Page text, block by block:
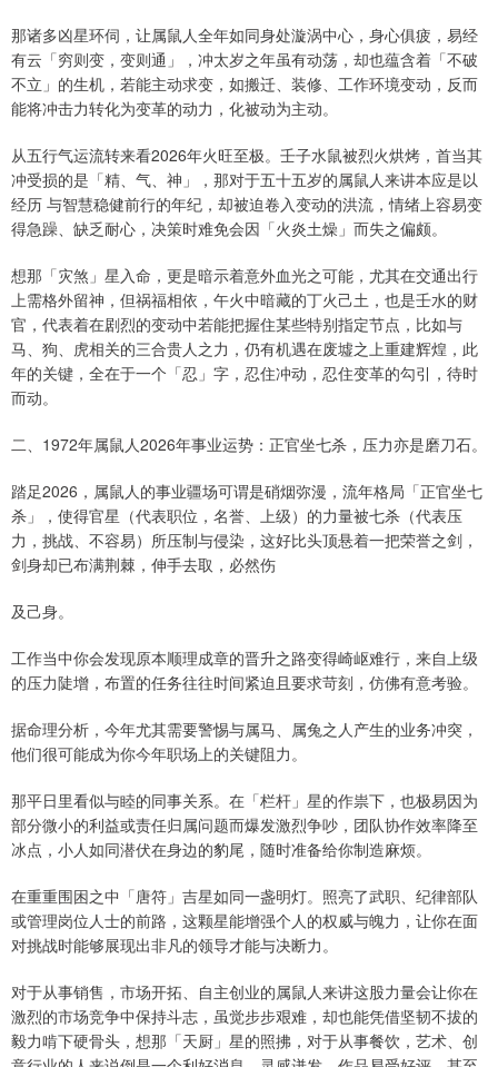
那诸多凶星环伺，让属鼠人全年如同身处漩涡中心，身心俱疲，易经
有云「穷则变，变则通」，冲太岁之年虽有动荡，却也蕴含着「不破
不立」的生机，若能主动求变，如搬迁、装修、工作环境变动，反而
能将冲击力转化为变革的动力，化被动为主动。
从五行气运流转来看2026年火旺至极。壬子水鼠被烈火烘烤，首当其
冲受损的是「精、气、神」，那对于五十五岁的属鼠人来讲本应是以
经历 与智慧稳健前行的年纪，却被迫卷入变动的洪流，情绪上容易变
得急躁、缺乏耐心，决策时难免会因「火炎土燥」而失之偏颇。
想那「灾煞」星入命，更是暗示着意外血光之可能，尤其在交通出行
上需格外留神，但祸福相依，午火中暗藏的丁火己土，也是壬水的财
官，代表着在剧烈的变动中若能把握住某些特别指定节点，比如与
马、狗、虎相关的三合贵人之力，仍有机遇在废墟之上重建辉煌，此
年的关键，全在于一个「忍」字，忍住冲动，忍住变革的勾引，待时
而动。
二、1972年属鼠人2026年事业运势：正官坐七杀，压力亦是磨刀石。
踏足2026，属鼠人的事业疆场可谓是硝烟弥漫，流年格局「正官坐七
杀」，使得官星（代表职位，名誉、上级）的力量被七杀（代表压
力，挑战、不容易）所压制与侵染，这好比头顶悬着一把荣誉之剑，
剑身却已布满荆棘，伸手去取，必然伤
及己身。
工作当中你会发现原本顺理成章的晋升之路变得崎岖难行，来自上级
的压力陡增，布置的任务往往时间紧迫且要求苛刻，仿佛有意考验。
据命理分析，今年尤其需要警惕与属马、属兔之人产生的业务冲突，
他们很可能成为你今年职场上的关键阻力。
那平日里看似与睦的同事关系。在「栏杆」星的作祟下，也极易因为
部分微小的利益或责任归属问题而爆发激烈争吵，团队协作效率降至
冰点，小人如同潜伏在身边的豹尾，随时准备给你制造麻烦。
在重重围困之中「唐符」吉星如同一盏明灯。照亮了武职、纪律部队
或管理岗位人士的前路，这颗星能增强个人的权威与魄力，让你在面
对挑战时能够展现出非凡的领导才能与决断力。
对于从事销售，市场开拓、自主创业的属鼠人来讲这股力量会让你在
激烈的市场竞争中保持斗志，虽觉步步艰难，却也能凭借坚韧不拔的
毅力啃下硬骨头，想那「天厨」星的照拂，对于从事餐饮，艺术、创